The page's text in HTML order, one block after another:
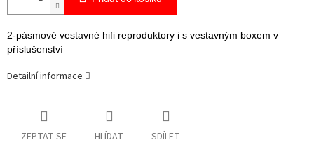
2-pásmové vestavné hifi reproduktory i s vestavným boxem v
příslušenství
Detailní informace
ZEPTAT SE HLÍDAT SDÍLET